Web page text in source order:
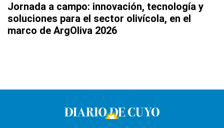
Jornada a campo: innovación, tecnología y
soluciones para el sector olivícola, en el
marco de ArgOliva 2026